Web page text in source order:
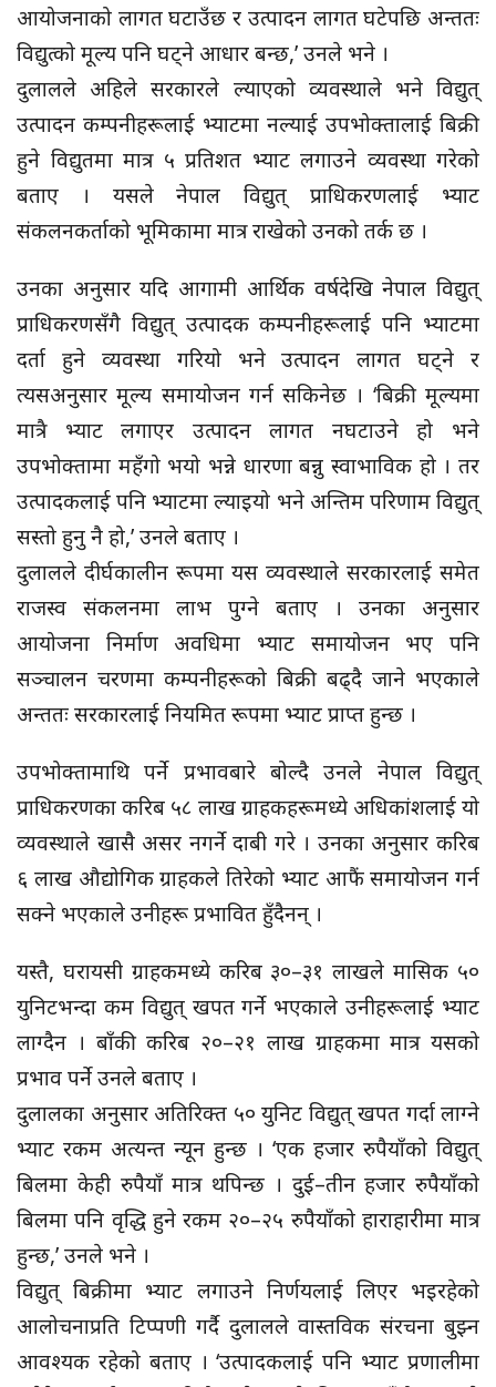
आयोजनाको लागत घटाउँछ र उत्पादन लागत घटेपछि अन्ततः
विद्युत्को मूल्य पनि घट्ने आधार बन्छ,’ उनले भने ।
दुलालले अहिले सरकारले ल्याएको व्यवस्थाले भने विद्युत्
उत्पादन कम्पनीहरूलाई भ्याटमा नल्याई उपभोक्तालाई बिक्री
हुने विद्युतमा मात्र ५ प्रतिशत भ्याट लगाउने व्यवस्था गरेको
बताए । यसले नेपाल विद्युत् प्राधिकरणलाई भ्याट
संकलनकर्ताको भूमिकामा मात्र राखेको उनको तर्क छ ।
उनका अनुसार यदि आगामी आर्थिक वर्षदेखि नेपाल विद्युत्
प्राधिकरणसँगै विद्युत् उत्पादक कम्पनीहरूलाई पनि भ्याटमा
दर्ता हुने व्यवस्था गरियो भने उत्पादन लागत घट्ने र
त्यसअनुसार मूल्य समायोजन गर्न सकिनेछ । ‘बिक्री मूल्यमा
मात्रै भ्याट लगाएर उत्पादन लागत नघटाउने हो भने
उपभोक्तामा महँगो भयो भन्ने धारणा बन्नु स्वाभाविक हो । तर
उत्पादकलाई पनि भ्याटमा ल्याइयो भने अन्तिम परिणाम विद्युत्
सस्तो हुनु नै हो,’ उनले बताए ।
दुलालले दीर्घकालीन रूपमा यस व्यवस्थाले सरकारलाई समेत
राजस्व संकलनमा लाभ पुग्ने बताए । उनका अनुसार
आयोजना निर्माण अवधिमा भ्याट समायोजन भए पनि
सञ्चालन चरणमा कम्पनीहरूको बिक्री बढ्दै जाने भएकाले
अन्ततः सरकारलाई नियमित रूपमा भ्याट प्राप्त हुन्छ ।
उपभोक्तामाथि पर्ने प्रभावबारे बोल्दै उनले नेपाल विद्युत्
प्राधिकरणका करिब ५८ लाख ग्राहकहरूमध्ये अधिकांशलाई यो
व्यवस्थाले खासै असर नगर्ने दाबी गरे । उनका अनुसार करिब
६ लाख औद्योगिक ग्राहकले तिरेको भ्याट आफैं समायोजन गर्न
सक्ने भएकाले उनीहरू प्रभावित हुँदैनन् ।
यस्तै, घरायसी ग्राहकमध्ये करिब ३०–३१ लाखले मासिक ५०
युनिटभन्दा कम विद्युत् खपत गर्ने भएकाले उनीहरूलाई भ्याट
लाग्दैन । बाँकी करिब २०–२१ लाख ग्राहकमा मात्र यसको
प्रभाव पर्ने उनले बताए ।
दुलालका अनुसार अतिरिक्त ५० युनिट विद्युत् खपत गर्दा लाग्ने
भ्याट रकम अत्यन्त न्यून हुन्छ । ‘एक हजार रुपैयाँको विद्युत्
बिलमा केही रुपैयाँ मात्र थपिन्छ । दुई–तीन हजार रुपैयाँको
बिलमा पनि वृद्धि हुने रकम २०–२५ रुपैयाँको हाराहारीमा मात्र
हुन्छ,’ उनले भने ।
विद्युत् बिक्रीमा भ्याट लगाउने निर्णयलाई लिएर भइरहेको
आलोचनाप्रति टिप्पणी गर्दै दुलालले वास्तविक संरचना बुझ्न
आवश्यक रहेको बताए । ‘उत्पादकलाई पनि भ्याट प्रणालीमा